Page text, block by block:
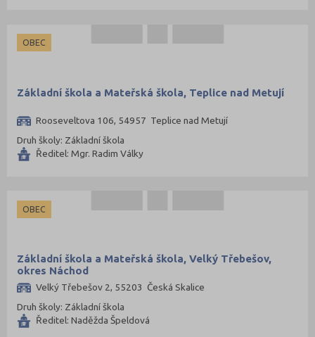
OBEC
Základní škola a Mateřská škola, Teplice nad Metují
Rooseveltova 106, 54957 Teplice nad Metují
Druh školy: Základní škola
Ředitel: Mgr. Radim Války
OBEC
Základní škola a Mateřská škola, Velký Třebešov,
okres Náchod
Velký Třebešov 2, 55203 Česká Skalice
Druh školy: Základní škola
Ředitel: Naděžda Špeldová